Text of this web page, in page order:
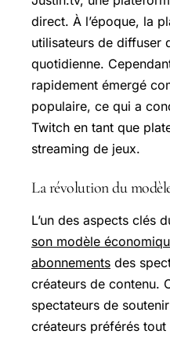
direct. À l’époque, la
utilisateurs de diffuser
quotidienne.
rapidement émergé
populaire, ce qui a
Twitch en tant que
streaming de jeux.
La révolution du
L’un des aspects clés
son modèle
abonnements des
créateurs de contenu.
spectateurs de
créateurs préférés